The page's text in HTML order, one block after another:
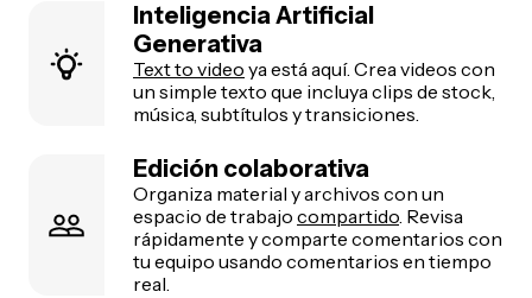
Inteligencia Artificial
Generativa
Text to video ya está aquí. Crea videos con
un simple texto que incluya clips de stock,
música, subtítulos y transiciones.
Edición colaborativa
Organiza material y archivos con un
espacio de trabajo compartido. Revisa
rápidamente y comparte comentarios con
tu equipo usando comentarios en tiempo
real.